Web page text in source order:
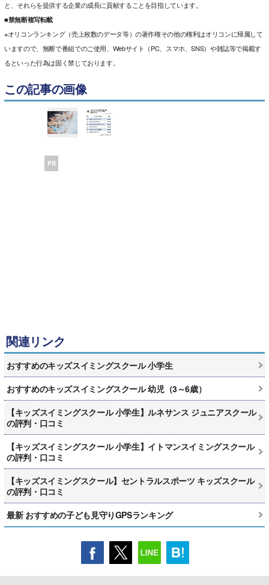
と、それらを提供する企業の成長に貢献することを目指しています。
■禁無断複写転載
※オリコンランキング（売上枚数のデータ等）の著作権その他の権利はオリコンに帰属して
いますので、無断で番組でのご使用、Webサイト（PC、スマホ、SNS）や雑誌等で掲載す
るといった行為は固く禁じております。
この記事の画像
PR
関連リンク
おすすめのキッズスイミングスクール 小学生
おすすめのキッズスイミングスクール 幼児（3～6歳）
【キッズスイミングスクール 小学生】ルネサンス ジュニアスクール
の評判・口コミ
【キッズスイミングスクール 小学生】イトマンスイミングスクール
の評判・口コミ
【キッズスイミングスクール】セントラルスポーツ キッズスクール
の評判・口コミ
最新 おすすめの子ども見守りGPSランキング